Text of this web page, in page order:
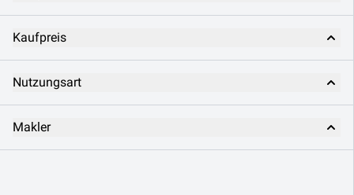
Kaufpreis
Nutzungsart
Makler